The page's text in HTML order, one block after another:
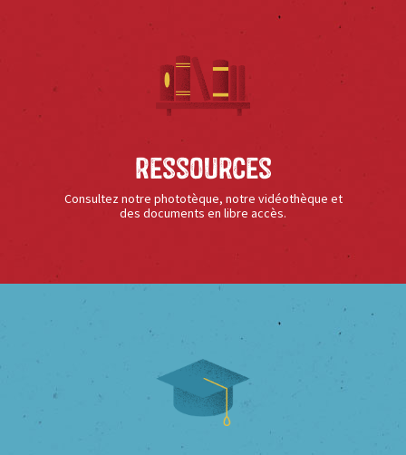
Ressources
Consultez notre phototèque, notre vidéothèque et
des documents en libre accès.